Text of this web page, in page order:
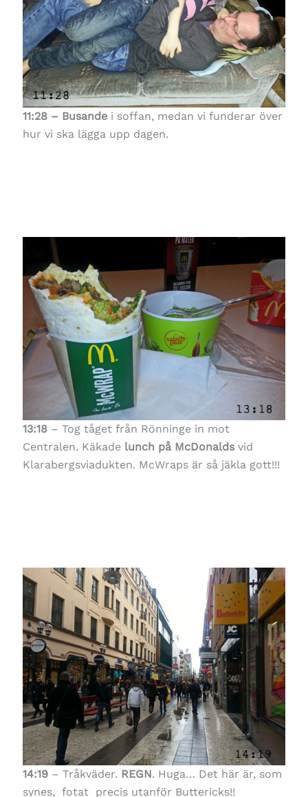
11:28 – Busandei soffan, medan vi funderar över
hur vi ska lägga upp dagen.
13:18– Tog tåget från Rönninge in mot
Centralen. Käkade lunch på McDonaldsvid
Klarabergsviadukten. McWraps är så jäkla gott!!!
14:19– Tråkväder. REGN. Huga… Det här är, som
synes, fotat precis utanför Buttericks!!